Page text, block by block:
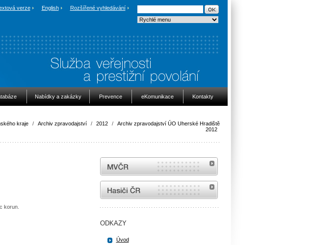
verze English Rozšířené vyhledávání
Nabídky a zakázky Prevence eKomunikace Kontakty
kraje / Archiv zpravodajství / 2012 /
Archiv zpravodajství ÚO Uherské Hradiště
2012
korun.
MVČR
internetové stránky Hasiči ČR
ODKAZY
Úvod